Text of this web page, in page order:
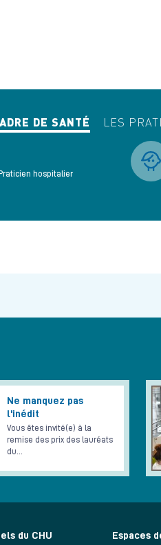
DE SANTÉ LES
hospitalier
Ne manquez pas
l'inédit
Vous êtes invité(e) à la
remise des prix des lauréats
du…
du CHU Espaces